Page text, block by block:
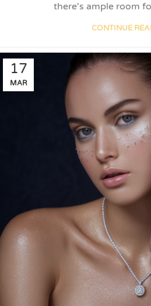
there's ample room
CONTINUE
17
MAR